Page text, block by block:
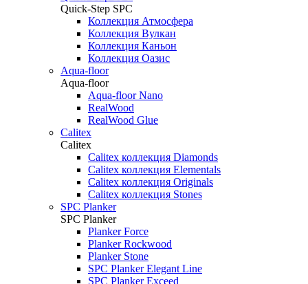
Quick-Step SPC
Коллекция Атмосфера
Коллекция Вулкан
Коллекция Каньон
Коллекция Оазис
Aqua-floor
Aqua-floor
Aqua-floor Nano
RealWood
RealWood Glue
Calitex
Calitex
Calitex коллекция Diamonds
Calitex коллекция Elementals
Calitex коллекция Originals
Calitex коллекция Stones
SPC Planker
SPC Planker
Planker Force
Planker Rockwood
Planker Stone
SPC Planker Elegant Line
SPC Planker Exceed